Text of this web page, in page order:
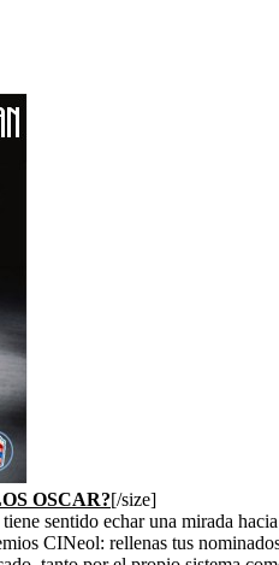
OSCAR?[/size]
sentido echar una mirada
CINeol: rellenas tus